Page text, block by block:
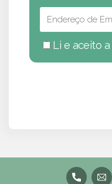
Li e aceito a